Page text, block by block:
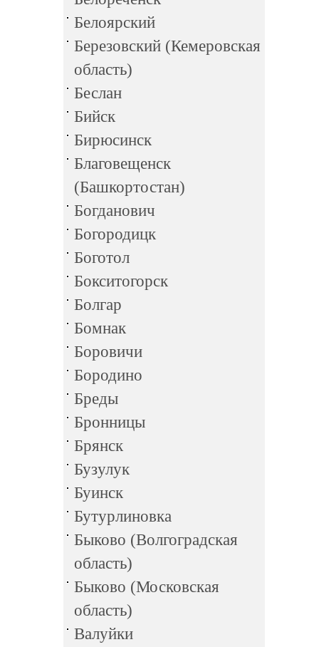
Белоярский
Березовский (Кемеровская
область)
Беслан
Бийск
Бирюсинск
Благовещенск
(Башкортостан)
Богданович
Богородицк
Боготол
Бокситогорск
Болгар
Бомнак
Боровичи
Бородино
Бреды
Бронницы
Брянск
Бузулук
Буинск
Бутурлиновка
Быково (Волгоградская
область)
Быково (Московская
область)
Валуйки